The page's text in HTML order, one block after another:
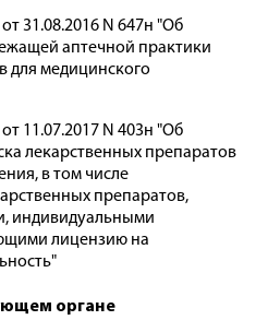
31.08.2016 N 647н "Об
аптечной практики
для медицинского
11.07.2017 N 403н "Об
лекарственных препаратов
в том числе
препаратов,
индивидуальными
лицензию на
органе